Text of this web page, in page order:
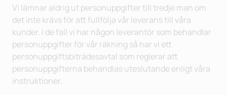
Vi lämnar aldrig ut personuppgifter till tredje man om
det inte krävs för att fullfölja vår leverans till våra
kunder. I de fall vi har någon leverantör som behandlar
personuppgifter för vår räkning så har vi ett
personuppgiftsbiträdesavtal som reglerar att
personuppgifterna behandlas uteslutande enligt våra
instruktioner.